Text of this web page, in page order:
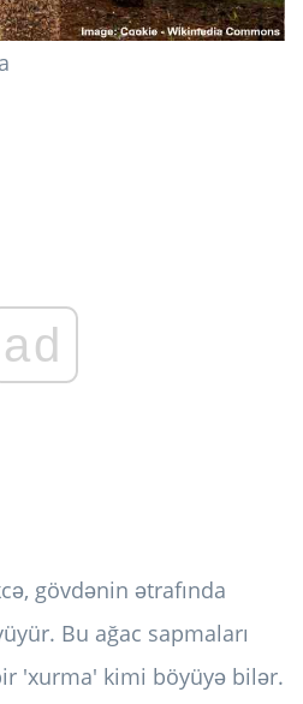
ad
gövdənin ətrafında
Bu ağac sapmaları
'xurma' kimi böyüyə bilər.